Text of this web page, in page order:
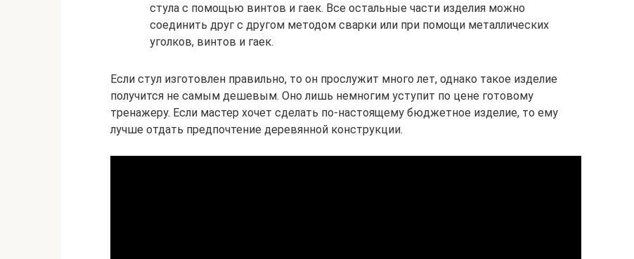
стула с помощью винтов и гаек. Все остальные части изделия можно
соединить друг с другом методом сварки или при помощи металлических
уголков, винтов и гаек.
Если стул изготовлен правильно, то он прослужит много лет, однако такое изделие
получится не самым дешевым. Оно лишь немногим уступит по цене готовому
тренажеру. Если мастер хочет сделать по-настоящему бюджетное изделие, то ему
лучше отдать предпочтение деревянной конструкции.